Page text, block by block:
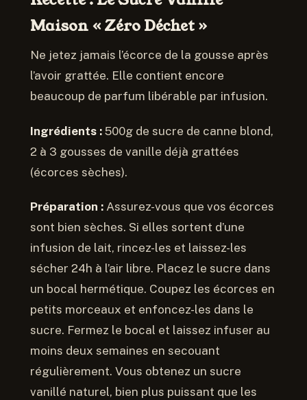
Maison « Zéro Déchet »
Ne jetez jamais l’écorce de la gousse après
l’avoir grattée. Elle contient encore
beaucoup de parfum libérable par infusion.
Ingrédients : 500g de sucre de canne blond,
2 à 3 gousses de vanille déjà grattées
(écorces sèches).
Préparation : Assurez-vous que vos écorces
sont bien sèches. Si elles sortent d’une
infusion de lait, rincez-les et laissez-les
sécher 24h à l’air libre. Placez le sucre dans
un bocal hermétique. Coupez les écorces en
petits morceaux et enfoncez-les dans le
sucre. Fermez le bocal et laissez infuser au
moins deux semaines en secouant
régulièrement. Vous obtenez un sucre
vanillé naturel, bien plus puissant que les